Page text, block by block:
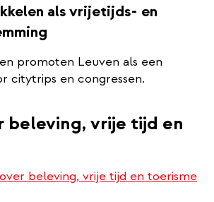
als vrijetijds- en
promoten Leuven als een
citytrips en congressen.
beleving, vrije tijd en
beleving, vrije tijd en toerisme